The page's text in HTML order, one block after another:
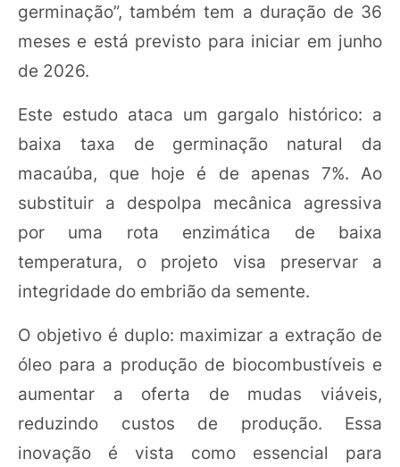
germinação”, também tem a duração de 36
meses e está previsto para iniciar em junho
de 2026.
Este estudo ataca um gargalo histórico: a
baixa taxa de germinação natural da
macaúba, que hoje é de apenas 7%. Ao
substituir a despolpa mecânica agressiva
por uma rota enzimática de baixa
temperatura, o projeto visa preservar a
integridade do embrião da semente.
O objetivo é duplo: maximizar a extração de
óleo para a produção de biocombustíveis e
aumentar a oferta de mudas viáveis,
reduzindo custos de produção. Essa
inovação é vista como essencial para